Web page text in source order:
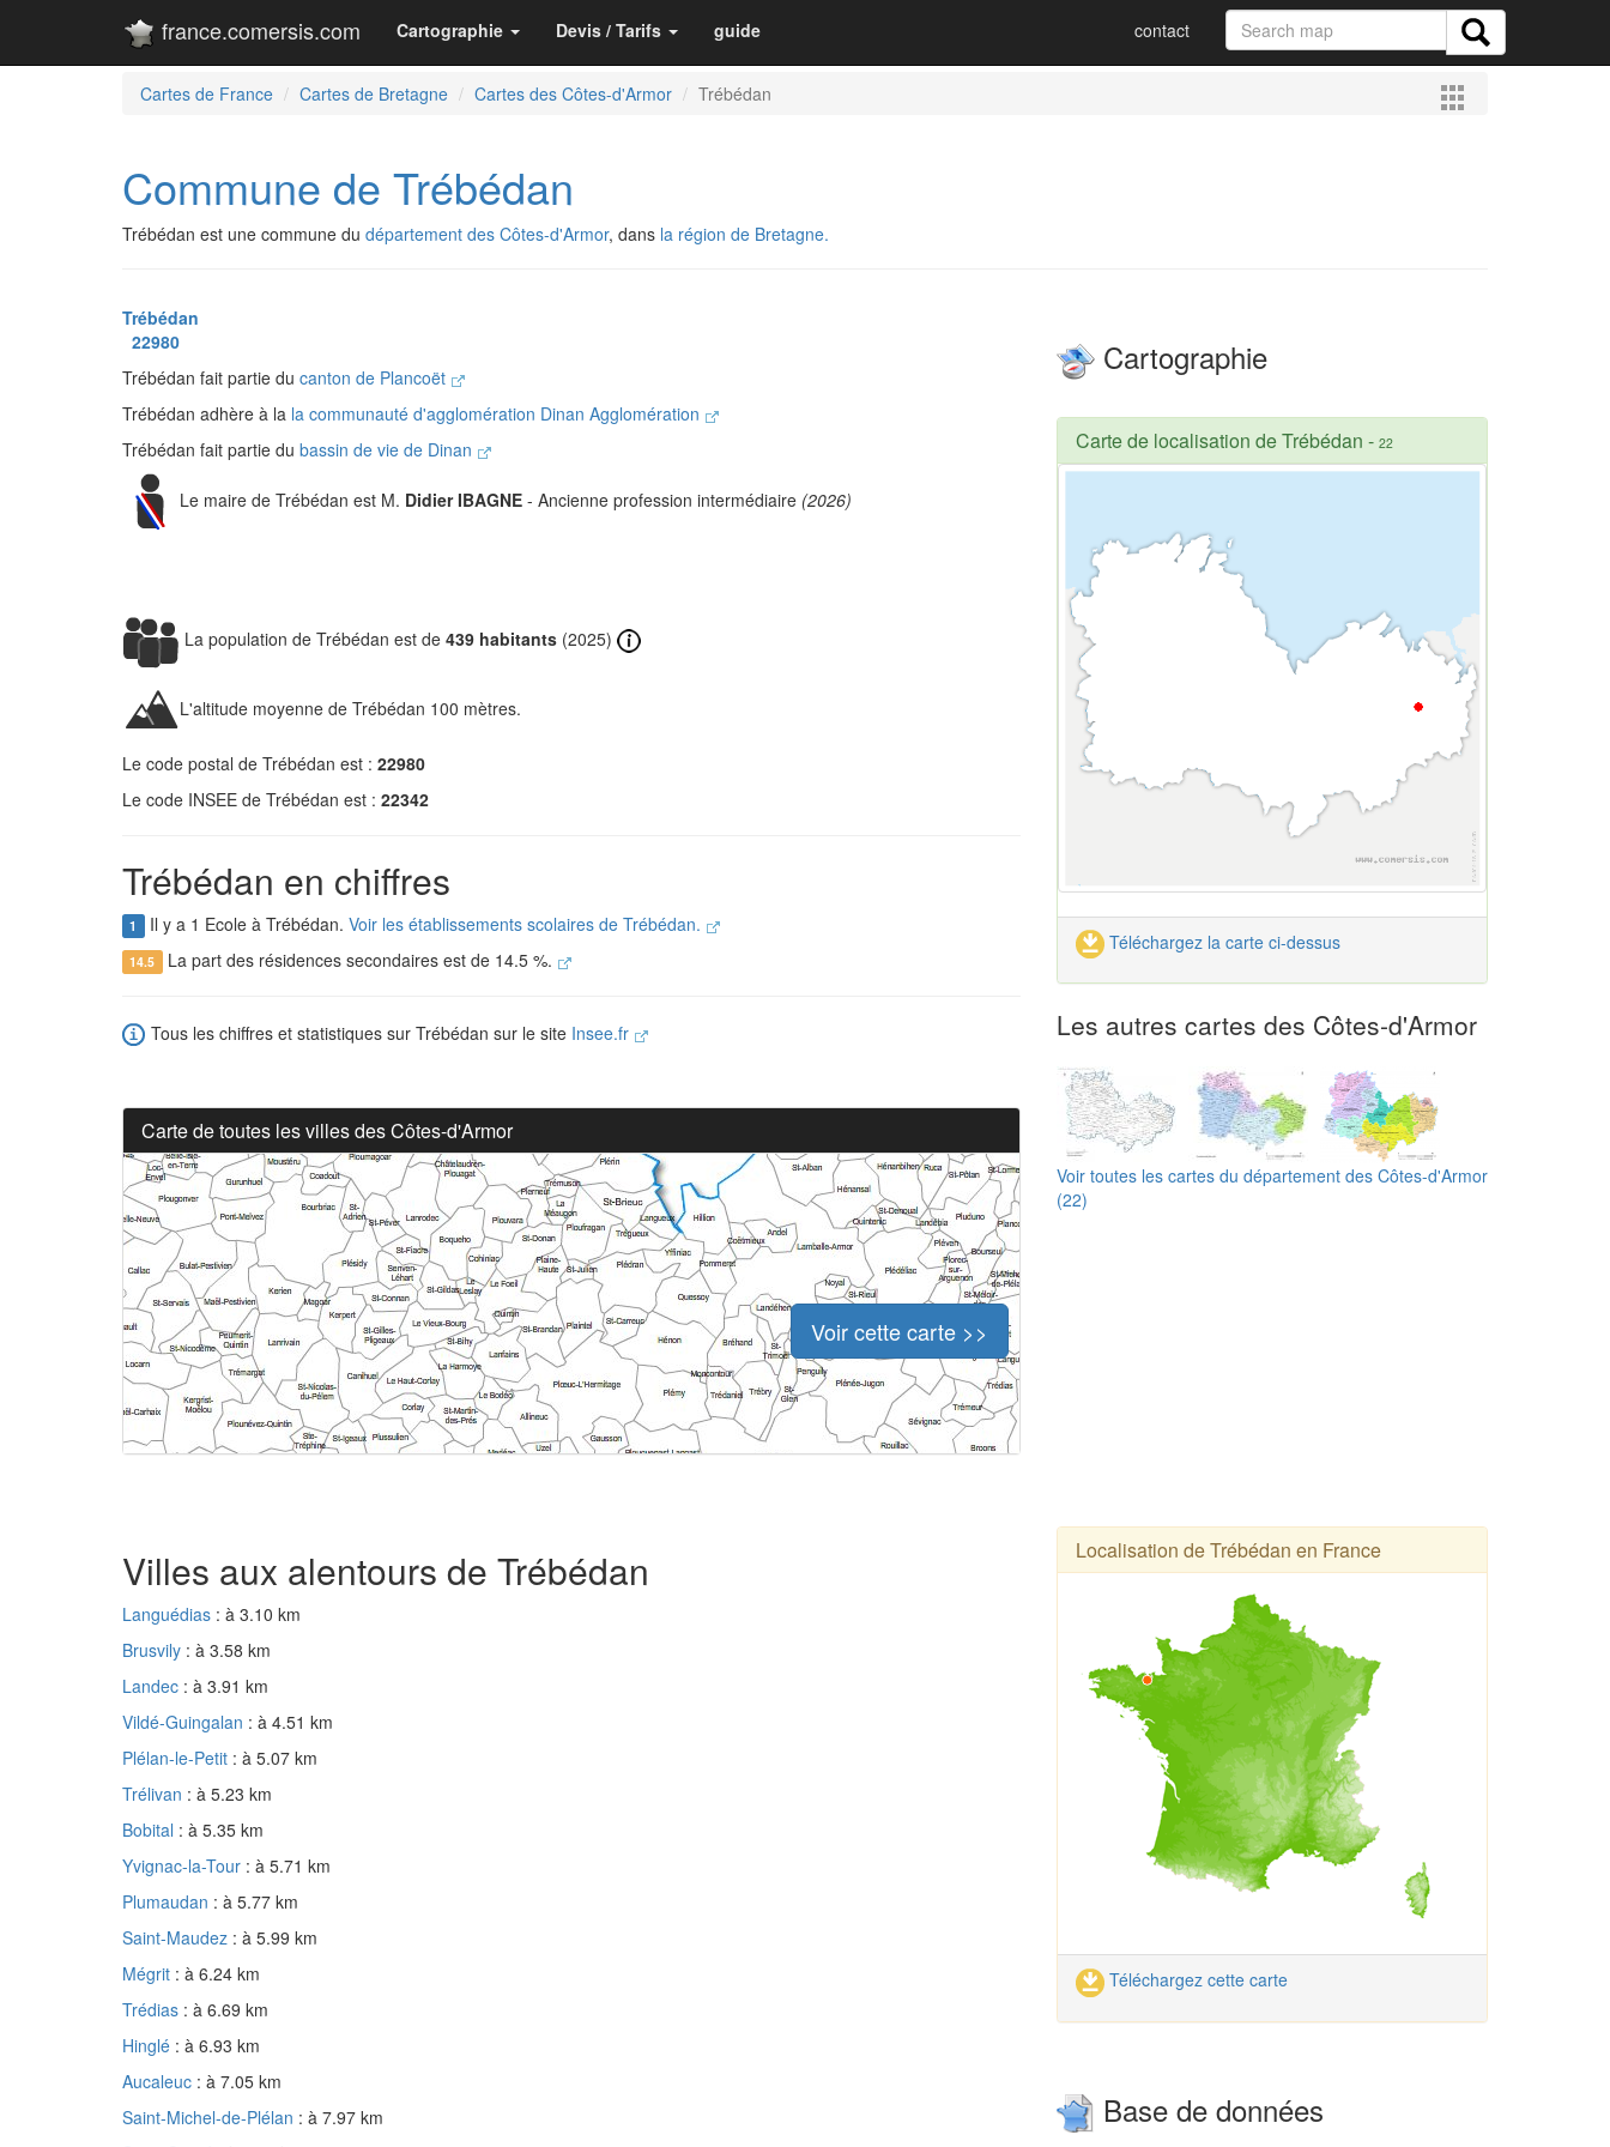
france.comersis.com Cartographie Devis / Tarifs guide contact
Cartes de France Cartes de Bretagne Cartes des Côtes-d'Armor Trébédan
Commune de Trébédan
Trébédan est une commune du département des Côtes-d'Armor, dans la région de Bretagne.
Trébédan
22980
Trébédan fait partie du canton de Plancoët
Trébédan adhère à la la communauté d'agglomération Dinan Agglomération
Trébédan fait partie du bassin de vie de Dinan
Le maire de Trébédan est M. Didier IBAGNE - Ancienne profession intermédiaire (2026)
La population de Trébédan est de 439 habitants (2025)
L'altitude moyenne de Trébédan 100 mètres.
Le code postal de Trébédan est : 22980
Le code INSEE de Trébédan est : 22342
Trébédan en chiffres
1 Il y a 1 Ecole à Trébédan. Voir les établissements scolaires de Trébédan.
14.5 La part des résidences secondaires est de 14.5 %.
Tous les chiffres et statistiques sur Trébédan sur le site Insee.fr
Carte de toutes les villes des Côtes-d'Armor
Voir cette carte >>
Cartographie
Carte de localisation de Trébédan - 22
Téléchargez la carte ci-dessus
Les autres cartes des Côtes-d'Armor
Voir toutes les cartes du département des Côtes-d'Armor
(22)
Villes aux alentours de Trébédan
Languédias : à 3.10 km
Brusvily : à 3.58 km
Landec : à 3.91 km
Vildé-Guingalan : à 4.51 km
Plélan-le-Petit : à 5.07 km
Trélivan : à 5.23 km
Bobital : à 5.35 km
Yvignac-la-Tour : à 5.71 km
Plumaudan : à 5.77 km
Saint-Maudez : à 5.99 km
Mégrit : à 6.24 km
Trédias : à 6.69 km
Hinglé : à 6.93 km
Aucaleuc : à 7.05 km
Saint-Michel-de-Plélan : à 7.97 km
Localisation de Trébédan en France
Téléchargez cette carte
Base de données